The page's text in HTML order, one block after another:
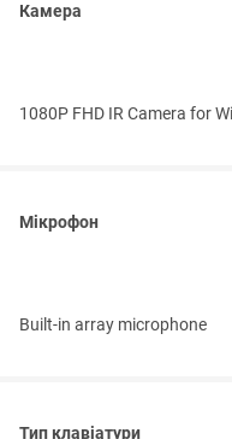
Камера
1080P FHD IR Camera for
Мікрофон
Built-in array microphone
Тип клавіатури